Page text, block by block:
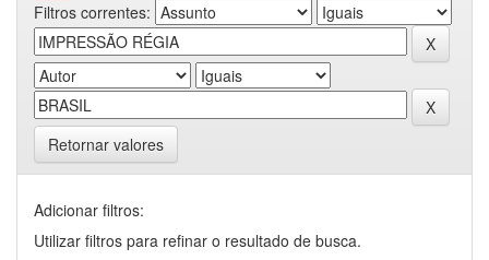
Filtros correntes:
Retornar valores
Adicionar filtros:
Utilizar filtros para refinar o resultado de busca.